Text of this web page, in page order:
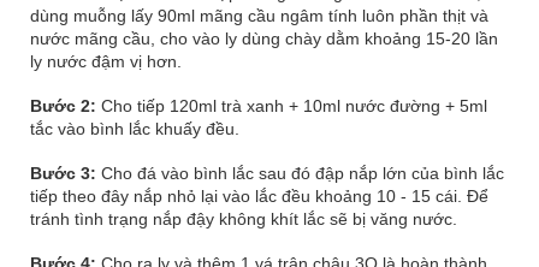
dùng muỗng lấy 90ml mãng cầu ngâm tính luôn phần thịt và
nước mãng cầu, cho vào ly dùng chày dằm khoảng 15-20 lần
ly nước đậm vị hơn.
Bước 2: Cho tiếp 120ml trà xanh + 10ml nước đường + 5ml
tắc vào bình lắc khuấy đều.
Bước 3: Cho đá vào bình lắc sau đó đập nắp lớn của bình lắc
tiếp theo đây nắp nhỏ lại vào lắc đều khoảng 10 - 15 cái. Để
tránh tình trạng nắp đậy không khít lắc sẽ bị văng nước.